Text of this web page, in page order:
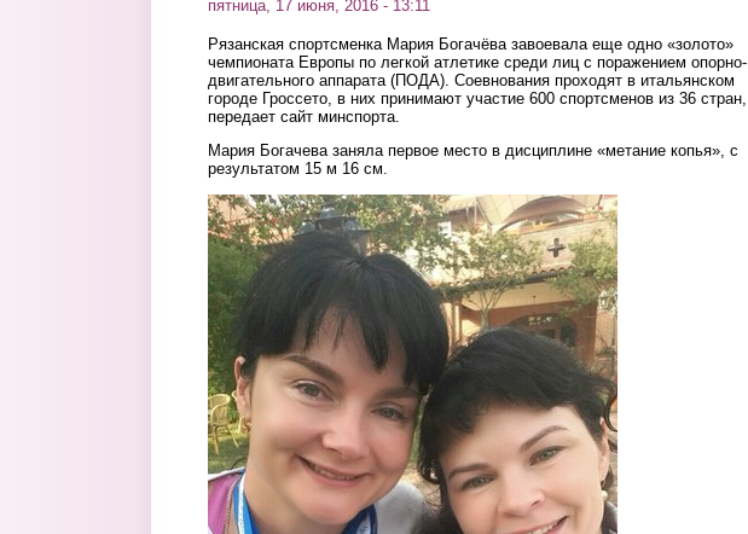
пятница, 17 июня, 2016 - 13:11
Рязанская спортсменка Мария Богачёва завоевала еще одно «золото»
чемпионата Европы по легкой атлетике среди лиц с поражением опорно-
двигательного аппарата (ПОДА). Соевнования проходят в итальянском
городе Гроссето, в них принимают участие 600 спортсменов из 36 стран,
передает сайт минспорта.
Мария Богачева заняла первое место в дисциплине «метание копья», с
результатом 15 м 16 см.
1.jpg